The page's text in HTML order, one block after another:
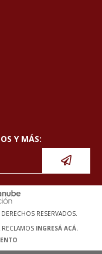
Y MÁS:
RESERVADOS.
INGRESÁ ACÁ.